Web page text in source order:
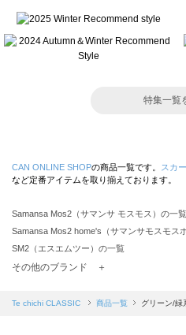
特集一覧
CAN ONLINE SHOPの商品一覧です。 スカ
など定番アイテムを取り揃えております。
Samansa Mos2（サマンサ モスモス）の一覧
Samansa Mos2 home's（サマンサモスモス
SM2（エスエムツー）の一覧
TSUHARU by Samansa Mos2（ツハルバイ
Samansa Mos2 blue（サマンサモスモス ブ
その他のブランド ＋
Te chichi CLASSIC 商品一覧 グリーン/緑